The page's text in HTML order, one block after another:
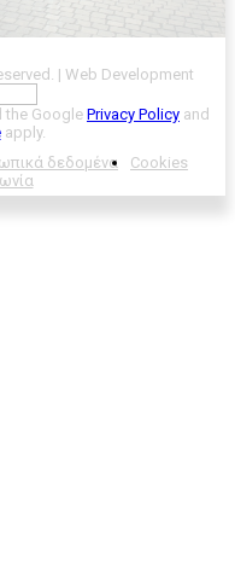
| Web Development
the Google Privacy Policy and
apply.
δεδομένα
Cookies